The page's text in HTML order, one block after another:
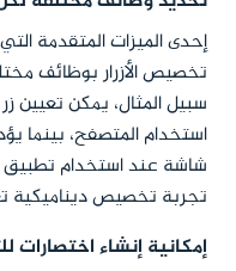
إحدى الميزات المتقدمة
تخصيص الأزرار بوظائف
سبيل المثال، يمكن
استخدام المتصفح، بينما
شاشة عند استخدام تطبيق
تجربة تخصيص ديناميكية
إمكانية إنشاء